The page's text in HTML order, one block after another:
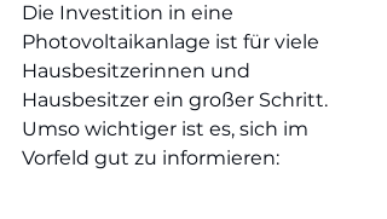
Die Investition in eine
Photovoltaikanlage ist für viele
Hausbesitzerinnen und
Hausbesitzer ein großer Schritt.
Umso wichtiger ist es, sich im
Vorfeld gut zu informieren: